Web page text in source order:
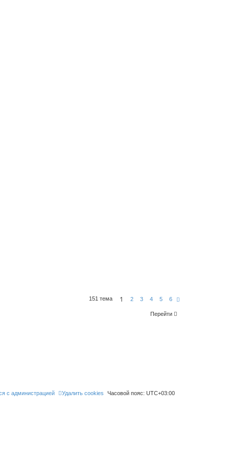
151 тема 1 2 3 4 5 6
Перейти
Часовой пояс: UTC+03:00
Удалить cookies
с администрацией